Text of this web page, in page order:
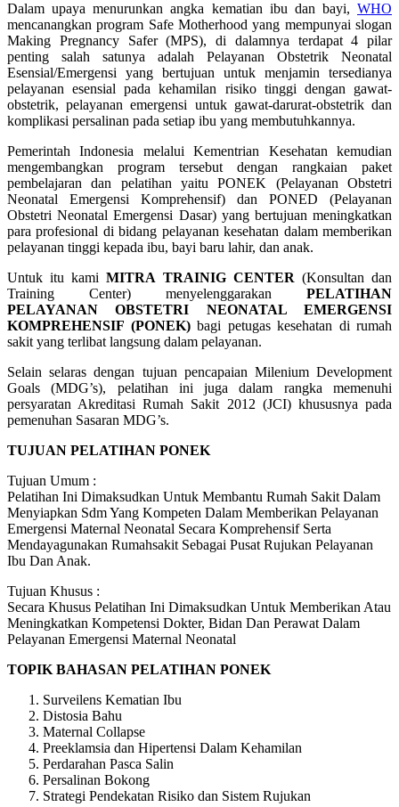
Dalam upaya menurunkan angka kematian ibu dan bayi, WHO
mencanangkan program Safe Motherhood yang mempunyai slogan
Making Pregnancy Safer (MPS), di dalamnya terdapat 4 pilar
penting salah satunya adalah Pelayanan Obstetrik Neonatal
Esensial/Emergensi yang bertujuan untuk menjamin tersedianya
pelayanan esensial pada kehamilan risiko tinggi dengan gawat-
obstetrik, pelayanan emergensi untuk gawat-darurat-obstetrik dan
komplikasi persalinan pada setiap ibu yang membutuhkannya.
Pemerintah Indonesia melalui Kementrian Kesehatan kemudian
mengembangkan program tersebut dengan rangkaian paket
pembelajaran dan pelatihan yaitu PONEK (Pelayanan Obstetri
Neonatal Emergensi Komprehensif) dan PONED (Pelayanan
Obstetri Neonatal Emergensi Dasar) yang bertujuan meningkatkan
para profesional di bidang pelayanan kesehatan dalam memberikan
pelayanan tinggi kepada ibu, bayi baru lahir, dan anak.
Untuk itu kamiMITRA TRAINIG CENTER (Konsultan dan
Training Center) menyelenggarakan PELATIHAN
PELAYANAN OBSTETRI NEONATAL EMERGENSI
KOMPREHENSIF (PONEK)bagi petugas kesehatan di rumah
sakit yang terlibat langsung dalam pelayanan.
Selain selaras dengan tujuan pencapaian Milenium Development
Goals (MDG’s), pelatihan ini juga dalam rangka memenuhi
persyaratan Akreditasi Rumah Sakit 2012 (JCI) khususnya pada
pemenuhan Sasaran MDG’s.
TUJUAN PELATIHAN PONEK
Tujuan Umum :
Pelatihan Ini Dimaksudkan Untuk Membantu Rumah Sakit Dalam
Menyiapkan Sdm Yang Kompeten Dalam Memberikan Pelayanan
Emergensi Maternal Neonatal Secara Komprehensif Serta
Mendayagunakan Rumahsakit Sebagai Pusat Rujukan Pelayanan
Ibu Dan Anak.
Tujuan Khusus :
Secara Khusus Pelatihan Ini Dimaksudkan Untuk Memberikan Atau
Meningkatkan Kompetensi Dokter, Bidan Dan Perawat Dalam
Pelayanan Emergensi Maternal Neonatal
TOPIK BAHASAN PELATIHAN PONEK
Surveilens Kematian Ibu
Distosia Bahu
Maternal Collapse
Preeklamsia dan Hipertensi Dalam Kehamilan
Perdarahan Pasca Salin
Persalinan Bokong
Strategi Pendekatan Risiko dan Sistem Rujukan